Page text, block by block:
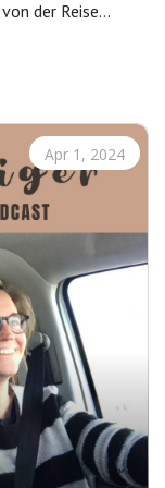
der Reise
Leben noch
und die
Homepage.
bestellen:
an.
oder bei
Schick uns
mit auf
Apr 1, 2024